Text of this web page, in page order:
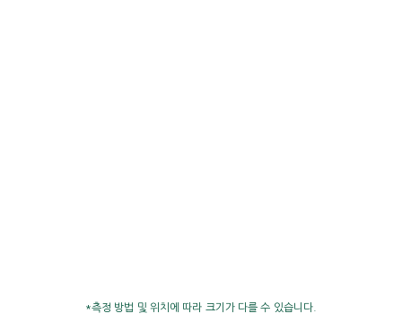
*측정 방법 및 위치에 따라 크기가 다를 수 있습니다.